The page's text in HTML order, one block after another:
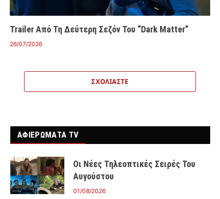
Trailer Από Τη Δεύτερη Σεζόν Του “Dark Matter”
26/07/2026
ΣΧΟΛΙΆΣΤΕ
ΑΦΙΕΡΩΜΑΤΑ TV
Οι Νέες Τηλεοπτικές Σειρές Του
Αυγούστου
01/08/2026